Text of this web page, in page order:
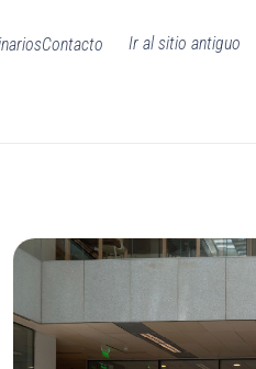
Contacto Ir al sitio antiguo